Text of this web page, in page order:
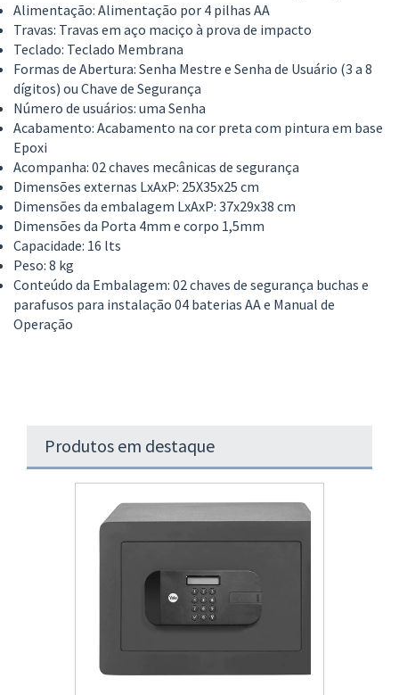
Alimentação: Alimentação por 4 pilhas AA
Travas: Travas em aço maciço à prova de impacto
Teclado: Teclado Membrana
Formas de Abertura: Senha Mestre e Senha de Usuário (3 a 8
dígitos) ou Chave de Segurança
Número de usuários: uma Senha
Acabamento: Acabamento na cor preta com pintura em base
Epoxi
Acompanha: 02 chaves mecânicas de segurança
Dimensões externas LxAxP: 25X35x25 cm
Dimensões da embalagem LxAxP: 37x29x38 cm
Dimensões da Porta 4mm e corpo 1,5mm
Capacidade: 16 lts
Peso: 8 kg
Conteúdo da Embalagem: 02 chaves de segurança buchas e
parafusos para instalação 04 baterias AA e Manual de
Operação
Produtos em destaque